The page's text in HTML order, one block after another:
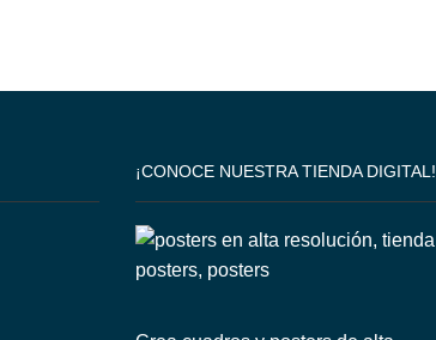
¡CONOCE NUESTRA TIENDA DIGITAL!